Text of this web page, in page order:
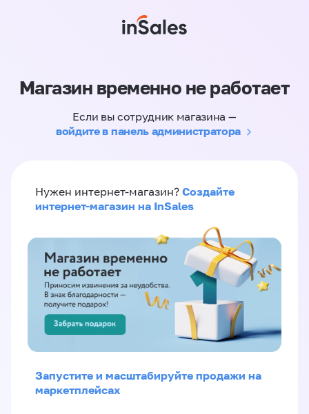
Магазин временно не работает
Если вы сотрудник магазина —
войдите в панель администратора
Нужен интернет-магазин? Создайте
интернет-магазин на InSales
Запустите и масштабируйте продажи на
маркетплейсах